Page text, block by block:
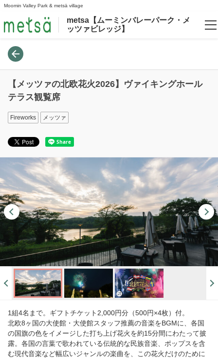
Moomin Valley Park & metsä village
metsa【ムーミンバレーパーク・メ
ッツァビレッジ】
Language
English
한국어
繁體中文
Login/Reservations
【メッツァの北欧花火2026】ヴァイキングホール
テラス観覧席
Fireworks メッツァ
1組4名まで。ギフトチケット2,000円分（500円×4枚）付。
北欧8ヶ国の大使館・大使館スタッフ推薦の音楽をBGMに、各国
の国旗の色をイメージした打ち上げ花火を約15分間にわたって披
露。各国の言葉で歌われている伝統的な民族音楽、ポップスを含
む現代音楽など幅広いジャンルの楽曲を、この花火だけのために